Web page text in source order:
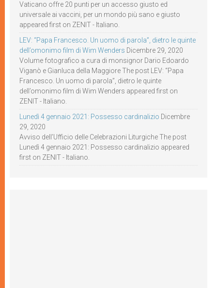
Vaticano offre 20 punti per un accesso giusto ed
universale ai vaccini, per un mondo più sano e giusto
appeared first on ZENIT - Italiano.
LEV: “Papa Francesco. Un uomo di parola”, dietro le quinte
dell’omonimo film di Wim Wenders Dicembre 29, 2020
Volume fotografico a cura di monsignor Dario Edoardo
Viganò e Gianluca della Maggiore The post LEV: “Papa
Francesco. Un uomo di parola”, dietro le quinte
dell’omonimo film di Wim Wenders appeared first on
ZENIT - Italiano.
Lunedì 4 gennaio 2021: Possesso cardinalizio Dicembre
29, 2020
Avviso dell’Ufficio delle Celebrazioni Liturgiche The post
Lunedì 4 gennaio 2021: Possesso cardinalizio appeared
first on ZENIT - Italiano.